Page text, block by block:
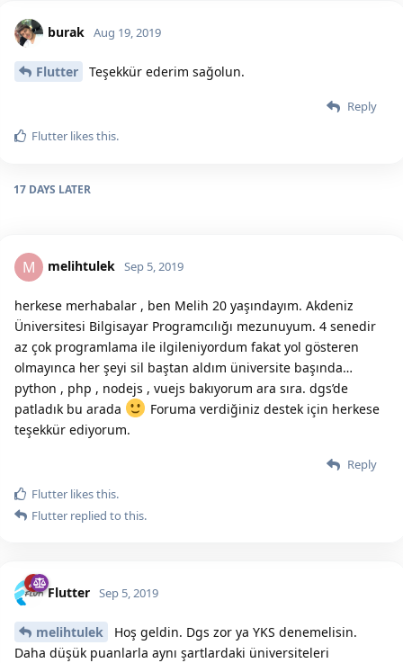
burak Aug 19, 2019
Flutter Teşekkür ederim sağolun.
Reply
Flutter likes this.
17 DAYS LATER
M melihtulek Sep 5, 2019
herkese merhabalar , ben Melih 20 yaşındayım. Akdeniz
Üniversitesi Bilgisayar Programcılığı mezunuyum. 4 senedir
az çok programlama ile ilgileniyordum fakat yol gösteren
olmayınca her şeyi sil baştan aldım üniversite başında…
python , php , nodejs , vuejs bakıyorum ara sıra. dgs’de
patladık bu arada
Foruma verdiğiniz destek için herkese
teşekkür ediyorum.
Reply
Flutter likes this.
Flutter replied to this.
Flutter Sep 5, 2019
melihtulek
Hoş geldin. Dgs zor ya YKS denemelisin.
Daha düşük puanlarla aynı şartlardaki üniversiteleri